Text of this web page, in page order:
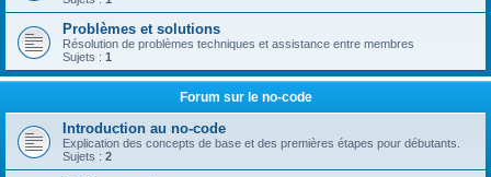
Problèmes et solutions
Résolution de problèmes techniques et assistance entre membres
Sujets : 1
Forum sur le no-code
Introduction au no-code
Explication des concepts de base et des premières étapes pour débutants.
Sujets : 2